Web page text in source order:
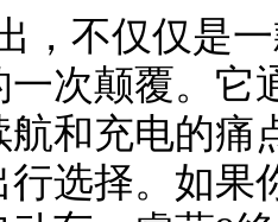
，不仅仅是
次颠覆。它
航和充电的痛
选择。如果